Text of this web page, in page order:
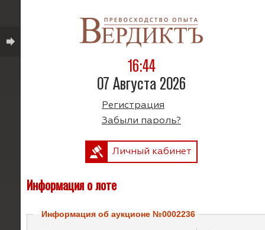
16:44
07 Августа 2026
Регистрация
Забыли пароль?
Личный кабинет
Информация о лоте
Информация об аукционе №0002236